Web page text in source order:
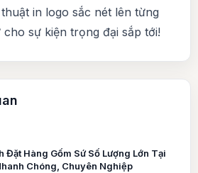
in logo sắc nét lên từng
sự kiện trọng đại sắp tới!
Đặt Hàng Gốm Sứ Số Lượng Lớn Tại
Chóng, Chuyên Nghiệp